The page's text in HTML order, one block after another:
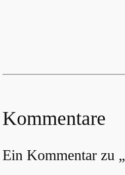
Kommentare
Ein Kommentar zu